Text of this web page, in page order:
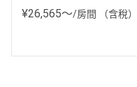
¥26,565〜/房間 （含稅）